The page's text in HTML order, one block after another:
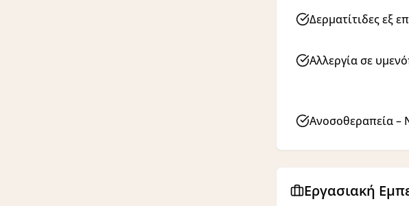
Δερματίτιδες εξ
Αλλεργία σε
Ανοσοθεραπεία –
Εργασιακή